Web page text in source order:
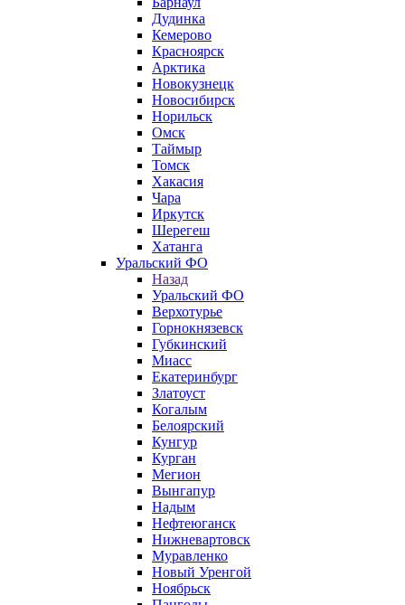
Дудинка
Кемерово
Красноярск
Арктика
Новокузнецк
Новосибирск
Норильск
Омск
Таймыр
Томск
Хакасия
Чара
Иркутск
Шерегеш
Хатанга
Уральский ФО
Назад
Уральский ФО
Верхотурье
Горнокнязевск
Губкинский
Миасс
Екатеринбург
Златоуст
Когалым
Белоярский
Кунгур
Курган
Мегион
Вынгапур
Надым
Нефтеюганск
Нижневартовск
Муравленко
Новый Уренгой
Ноябрьск